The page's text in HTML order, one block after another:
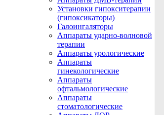
Установки гипокситерапии
(гипоксикаторы)
Галоингаляторы
Аппараты ударно-волновой
терапии
Аппараты урологические
Аппараты
гинекологические
Аппараты
офтальмологические
Аппараты
стоматологические